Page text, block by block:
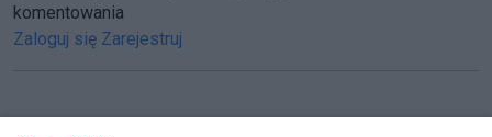
komentowania
Zaloguj się Zarejestruj